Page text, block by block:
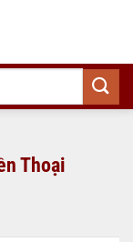
Thoại